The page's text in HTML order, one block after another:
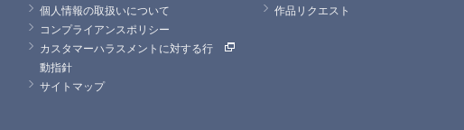
個人情報の取扱いについて
コンプライアンスポリシー
カスタマーハラスメントに対する行
動指針
サイトマップ
作品リクエスト